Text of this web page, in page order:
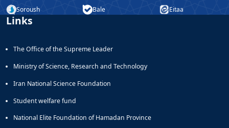
Soroush Bale Eitaa
Links
The Office of the Supreme Leader
Ministry of Science, Research and Technology
Iran National Science Foundation
Student welfare fund
National Elite Foundation of Hamadan Province